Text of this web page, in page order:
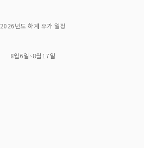
2026년도 하계 휴가 일정
8월6일~8월17일